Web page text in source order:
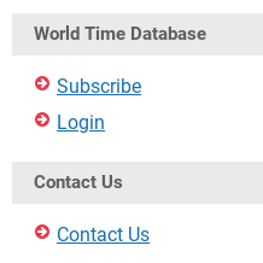
World Time Database
Subscribe
Login
Contact Us
Contact Us